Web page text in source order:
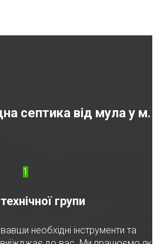
септика від мула у м.
1
групи
необхідні інструменти та